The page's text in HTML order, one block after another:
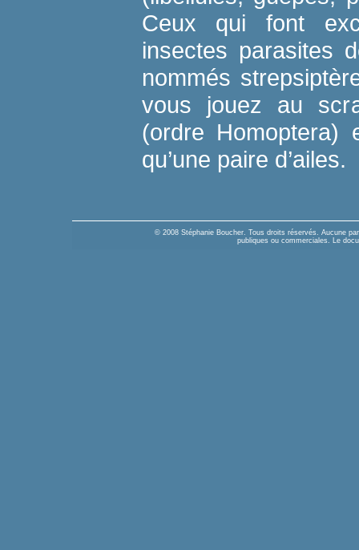
Ceux qui font
insectes parasites
nommés
vous jouez au
(ordre
qu’une paire d’ailes.
© 2008 Stéphanie Boucher. Tous droits réservés. Aucune
publiques ou commerciales. Le